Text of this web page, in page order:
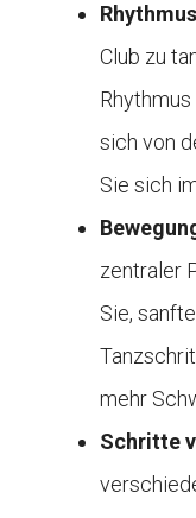
Club zu
sich von
Sie sich
zentraler
Sie,
mehr
Schritte